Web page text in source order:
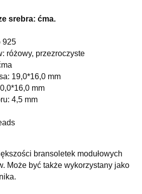
srebra: ćma.
925
różowy, przezroczyste
19,0*16,0 mm
mm
4,5 mm
bransoletek modułowych
Może być także wykorzystany jako